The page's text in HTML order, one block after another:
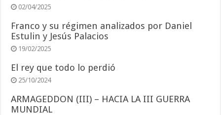
02/04/2025
Franco y su régimen analizados por Daniel
Estulin y Jesús Palacios
19/02/2025
El rey que todo lo perdió
25/10/2024
ARMAGEDDON (III) – HACIA LA III GUERRA
MUNDIAL